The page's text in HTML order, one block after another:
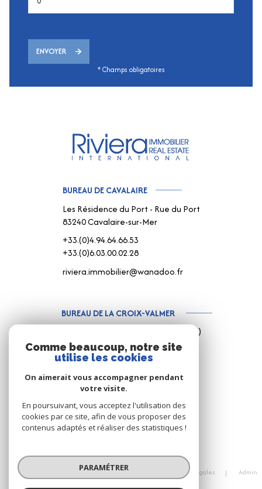
ENVOYER
* Champs obligatoires
BUREAU DE CAVALAIRE
Les Résidence du Port - Rue du Port
83240 Cavalaire-sur-Mer
+33.(0)4.94.64.66.53
+33.(0)6.03.00.02.28
riviera.immobilier@wanadoo.fr
BUREAU DE LA CROIX-VALMER
187 Rue Louis Martin ( Rue centrale )
83420 La Croix-Valmer
+33.(0)4.94.79.59.18
+33.(0)6.15.75.38.65
info@rivimo.com
© 2026 | Tous droits réservés
Nos partenaires Mentions légales
Admin
Cookies
Comme beaucoup, notre site
utilise les cookies
On aimerait vous accompagner pendant
votre visite.
En poursuivant, vous acceptez l'utilisation des
cookies par ce site, afin de vous proposer des
contenus adaptés et réaliser des statistiques !
PARAMÉTRER